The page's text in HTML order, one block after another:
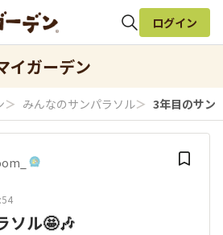
検索
ログイン
イガーデン
＞ みんなのサンパラソル＞ 3年目のサン
ソル🤩🎶